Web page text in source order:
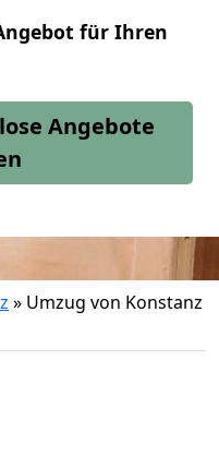
für Ihren
Angebote
» Umzug von Konstanz